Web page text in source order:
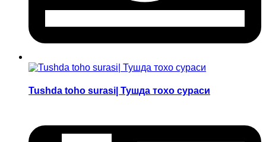
Tushda toho surasi| Тушда тохо сураси